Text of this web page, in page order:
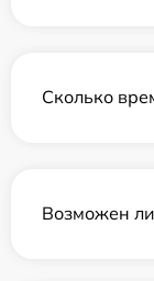
Сколько
Возможен